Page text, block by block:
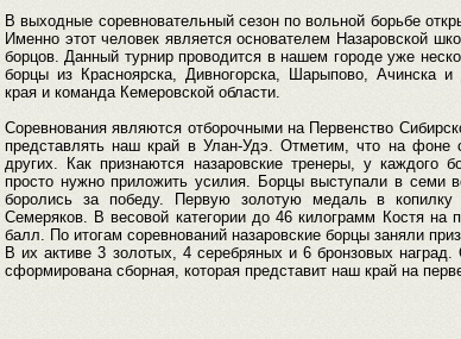
В выходные соревновательный сезон по вольной борьбе
Именно этот человек является основателем Назаровской
борцов. Данный турнир проводится в нашем городе уже
борцы из Красноярска, Дивногорска, Шарыпово, Ачинска и
края и команда Кемеровской области.
Соревнования являются отборочными на Первенство
представлять наш край в Улан-Удэ. Отметим, что на фоне
других. Как признаются назаровские тренеры, у каждого
просто нужно приложить усилия. Борцы выступали в семи
боролись за победу. Первую золотую медаль в копилку
Семеряков. В весовой категории до 46 килограмм Костя на
балл. По итогам соревнований назаровские борцы заняли
В их активе 3 золотых, 4 серебряных и 6 бронзовых наград.
сформирована сборная, которая представит наш край на